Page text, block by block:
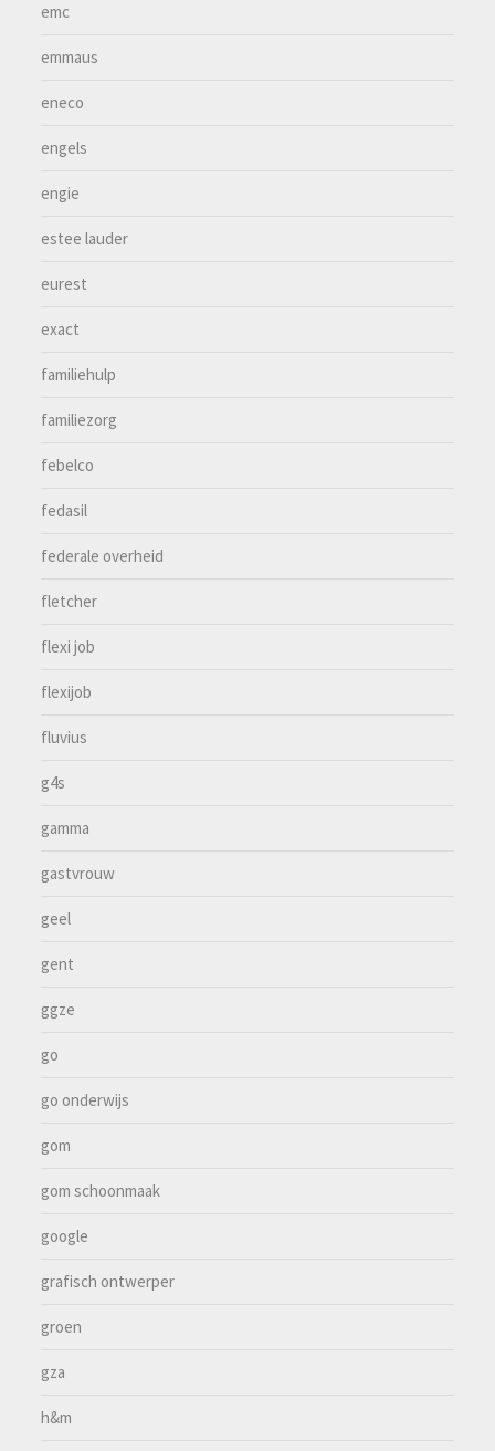
emc
emmaus
eneco
engels
engie
estee lauder
eurest
exact
familiehulp
familiezorg
febelco
fedasil
federale overheid
fletcher
flexi job
flexijob
fluvius
g4s
gamma
gastvrouw
geel
gent
ggze
go
go onderwijs
gom
gom schoonmaak
google
grafisch ontwerper
groen
gza
h&m